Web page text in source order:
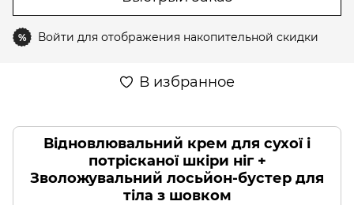
% Войти для отображения накопительной скидки
В избранное
Відновлювальний крем для сухої і
потрісканої шкіри ніг +
Зволожувальний лосьйон-бустер для
тіла з шовком